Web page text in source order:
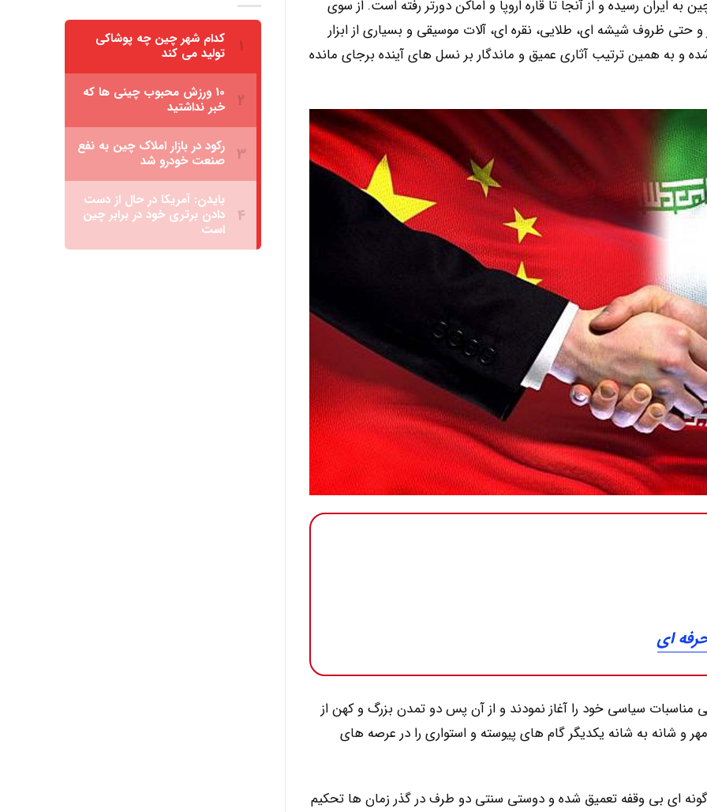
به ایران رسیده و از آنجا تا قاره اروپا و اماکن دورتر رفته است. از سوی
و حتی ظروف شیشه ای، طلایی، نقره ای، آلات موسیقی و بسیاری از ابزار
شده و به همین ترتیب آثاری عمیق و ماندگار بر نسل های آینده برجای مانده
ای
ایران به طور رسمی مناسبات سیاسی خود را آغاز نمودند و از آن پس دو تمدن بزرگ و کهن از
و شانه به شانه یکدیگر گام های پیوسته و استواری را در عرصه های
به گونه ای بی وقفه تعمیق شده و دوستی سنتی دو طرف در گذر زمان ها تحکیم